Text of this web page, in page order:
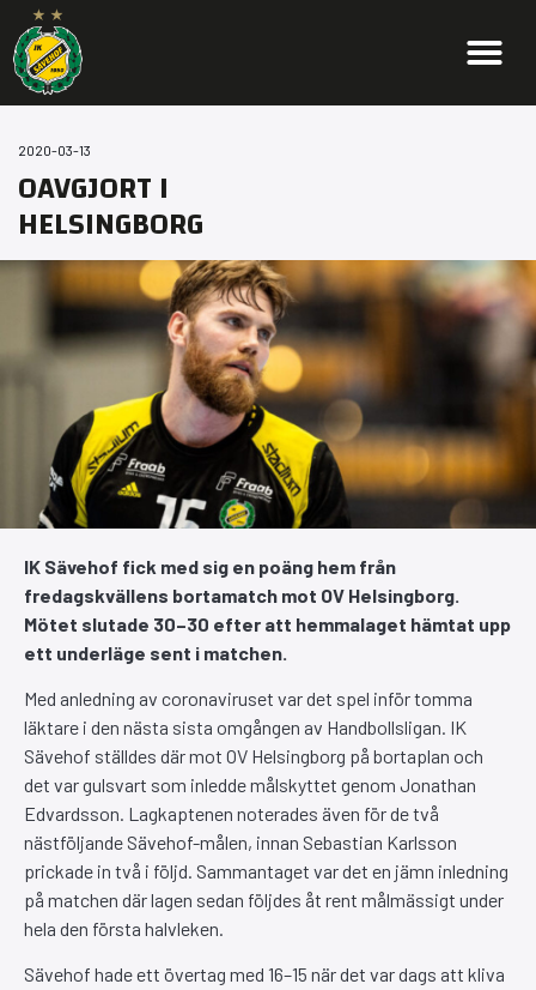
2020-03-13
OAVGJORT I
HELSINGBORG
IK Sävehof fick med sig en poäng hem från
fredagskvällens bortamatch mot OV Helsingborg.
Mötet slutade 30–30 efter att hemmalaget hämtat upp
ett underläge sent i matchen.
Med anledning av coronaviruset var det spel inför tomma
läktare i den nästa sista omgången av Handbollsligan. IK
Sävehof ställdes där mot OV Helsingborg på bortaplan och
det var gulsvart som inledde målskyttet genom Jonathan
Edvardsson. Lagkaptenen noterades även för de två
nästföljande Sävehof-målen, innan Sebastian Karlsson
prickade in två i följd. Sammantaget var det en jämn inledning
på matchen där lagen sedan följdes åt rent målmässigt under
hela den första halvleken.
Sävehof hade ett övertag med 16–15 när det var dags att kliva